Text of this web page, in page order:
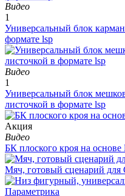
Видео
1
Универсальный блок
формате lsp
Видео
1
Универсальный блок
листочкой в формате lsp
Aкция
Видео
БК плоского кроя на
Мяч, готовый сценарий